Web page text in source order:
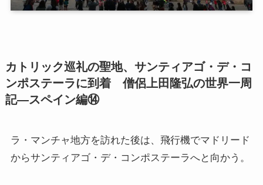
仏教コラム・法話
カトリック巡礼の聖地、サンティアゴ・デ・コ
ンポステーラに到着 僧侶上田隆弘の世界一周
記―スペイン編⑭
ラ・マンチャ地方を訪れた後は、飛行機でマドリード
からサンティアゴ・デ・コンポステーラへと向かう。